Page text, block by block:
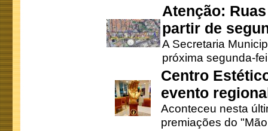
Atenção:
partir de
A Secretaria
próxima segunda-
Centro
evento
Aconteceu nesta
premiações do